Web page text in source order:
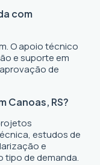
com
O apoio técnico
e suporte em
de
Canoas, RS?
estudos de
e
tipo de demanda.